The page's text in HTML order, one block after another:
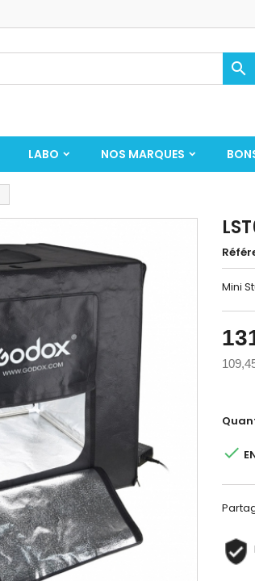

LABO NOS MARQUES
Mini
